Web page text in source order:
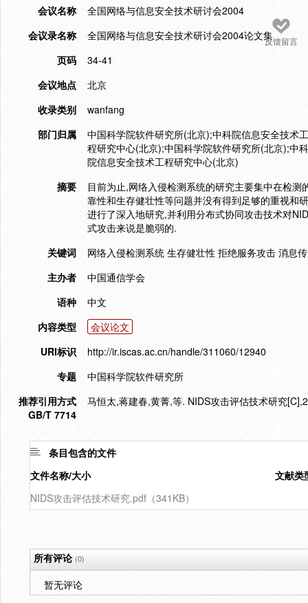
反馈留言
会议名称
全国网络与信息安全技术研讨会2004
会议录名称
全国网络与信息安全技术研讨会2004论文集
页码
34-41
会议地点
北京
收录类别
wanfang
部门归属
中国科学院软件研究所(北京);中科院信息安全技术
程研究中心(北京);中国科学院软件研究所(北京);中
院信息安全技术工程研究中心(北京)
摘要
目前为止,网络入侵检测系统的研究主要集中在检
靠性和生存健壮性等问题并没有得到足够的重视和
进行了深入地研究,并利用分布式协同攻击技术对
式攻击来说是脆弱的.
关键词
网络入侵检测系统 生存健壮性 拒绝服务攻击 消息
主办者
中国通信学会
语种
中文
内容类型
会议论文
URI标识
http://ir.iscas.ac.cn/handle/311060/12940
专题
中国科学院软件研究所
推荐引用方式
GB/T 7714
马恒太,蒋建春,黄菁,等. NIDS攻击评估技术研究
条目包含的文件
文件名称/大小
文献类
NIDS攻击评估技术研究.pdf（341KB）
所有评论(0)
暂无评论